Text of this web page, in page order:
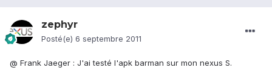
zephyr
Posté(e) 6 septembre 2011
@ Frank Jaeger : J'ai testé l'apk barman sur mon nexus S.